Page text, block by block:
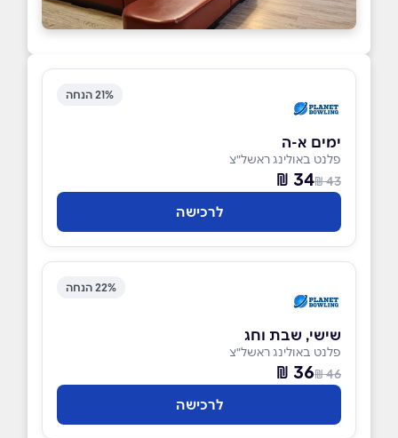
21% הנחה
ימים א-ה
פלנט באולינג ראשל"צ
43 ₪
34 ₪
לרכישה
22% הנחה
שישי, שבת וחג
פלנט באולינג ראשל"צ
46 ₪
36 ₪
לרכישה